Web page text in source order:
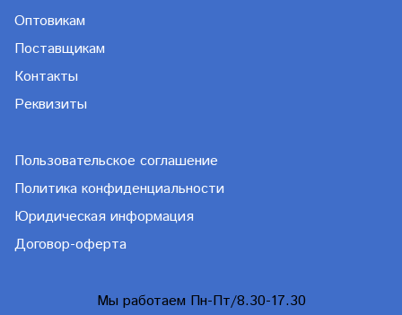
Оптовикам
Поставщикам
Контакты
Реквизиты
Пользовательское соглашение
Политика конфиденциальности
Юридическая информация
Договор-оферта
Мы работаем Пн-Пт/8.30-17.30